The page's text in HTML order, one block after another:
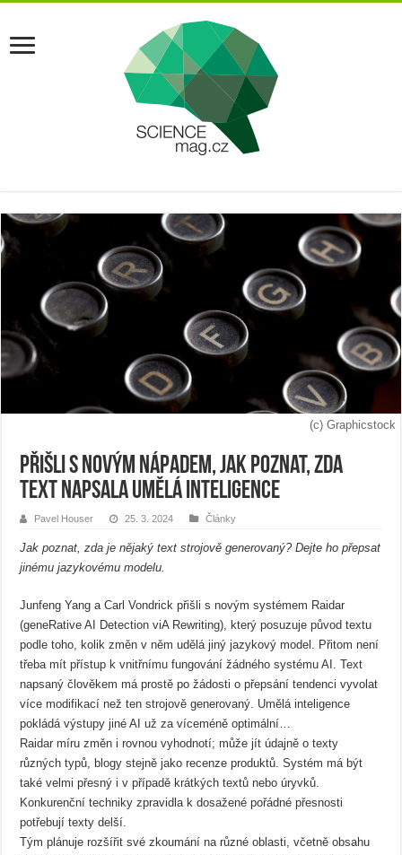
(c) Graphicstock
Přišli s novým nápadem, jak poznat, zda
text napsala umělá inteligence
Pavel Houser 25. 3. 2024 Články
Jak poznat, zda je nějaký text strojově generovaný? Dejte ho přepsat
jinému jazykovému modelu.
Junfeng Yang a Carl Vondrick přišli s novým systémem Raidar
(geneRative AI Detection viA Rewriting), který posuzuje původ textu
podle toho, kolik změn v něm udělá jiný jazykový model. Přitom není
třeba mít přístup k vnitřnímu fungování žádného systému AI. Text
napsaný člověkem má prostě po žádosti o přepsání tendenci vyvolat
více modifikací než ten strojově generovaný. Umělá inteligence
pokládá výstupy jiné AI už za víceméně optimální…
Raidar míru změn i rovnou vyhodnotí; může jít údajně o texty
různých typů, blogy stejně jako recenze produktů. Systém má být
také velmi přesný i v případě krátkých textů nebo úryvků.
Konkurenční techniky zpravidla k dosažené pořádné přesnosti
potřebují texty delší.
Tým plánuje rozšířit své zkoumání na různé oblasti, včetně obsahu